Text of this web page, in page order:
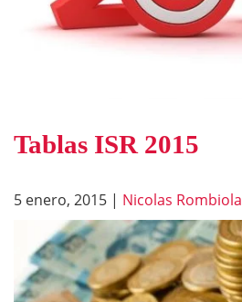
Tablas ISR 2015
5 enero, 2015 | Nicolas Rombiola